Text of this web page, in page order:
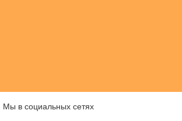
Мы в социальных сетях